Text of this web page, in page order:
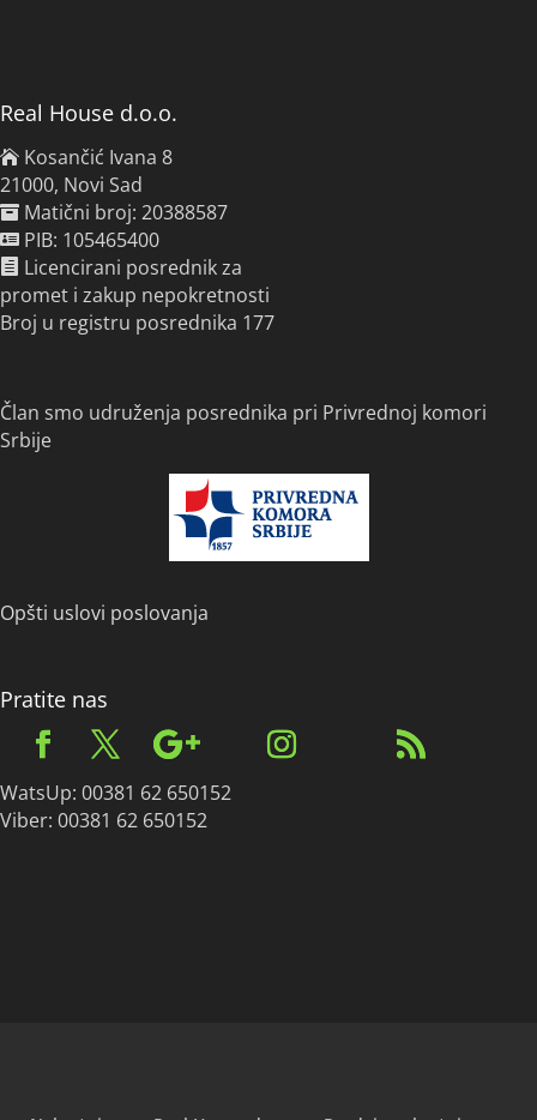
Real House d.o.o.
Kosančić Ivana 8
21000, Novi Sad
Matični broj: 20388587
PIB: 105465400
Licencirani posrednik za
promet i zakup nepokretnosti
Broj u registru posrednika 177
Član smo udruženja posrednika pri Privrednoj komori
Srbije
Opšti uslovi poslovanja
Pratite nas
WatsUp: 00381 62 650152
Viber: 00381 62 650152